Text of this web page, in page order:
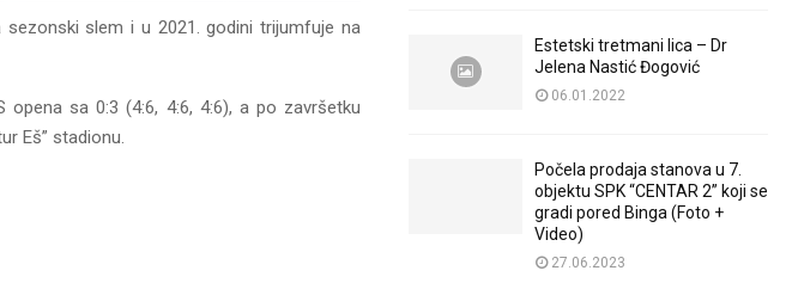
slem i u 2021. godini trijumfuje na
opena sa 0:3 (4:6, 4:6, 4:6), a po završetku
Eš” stadionu.
Estetski tretmani lica – Dr
Jelena Nastić Đogović
06.01.2022
Počela prodaja stanova u 7.
objektu SPK “CENTAR 2” koji se
gradi pored Binga (Foto +
Video)
27.06.2023